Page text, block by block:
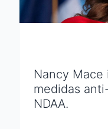
Nancy
medidas
NDAA.